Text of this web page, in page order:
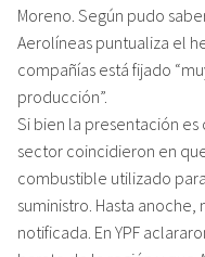
Moreno. Según pudo
Aerolíneas puntualiza el
compañías está fijado
producción”.
Si bien la presentación
sector coincidieron en
combustible utilizado
suministro. Hasta
notificada. En YPF